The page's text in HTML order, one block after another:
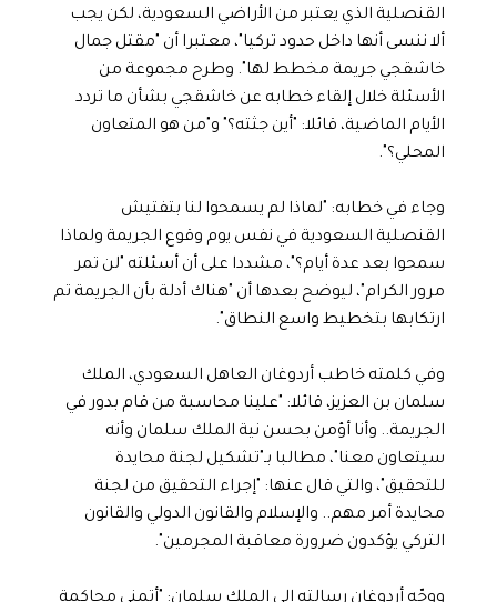
القنصلية الذي يعتبر من الأراضي السعودية، لكن يجب
ألا ننسى أنها داخل حدود تركيا"، معتبرا أن "مقتل جمال
خاشقجي جريمة مخطط لها". وطرح مجموعة من
الأسئلة خلال إلقاء خطابه عن خاشقجي بشأن ما تردد
الأيام الماضية، قائلا: "أين جثته؟" و"من هو المتعاون
المحلي؟".
وجاء في خطابه: "لماذا لم يسمحوا لنا بتفتيش
القنصلية السعودية في نفس يوم وقوع الجريمة ولماذا
سمحوا بعد عدة أيام؟"، مشددا على أن أسئلته "لن تمر
مرور الكرام"، ليوضح بعدها أن "هناك أدلة بأن الجريمة تم
ارتكابها بتخطيط واسع النطاق".
وفي كلمته خاطب أردوغان العاهل السعودي، الملك
سلمان بن العزيز، قائلا: "علينا محاسبة من قام بدور في
الجريمة.. وأنا أؤمن بحسن نية الملك سلمان وأنه
سيتعاون معنا"، مطالبا بـ"تشكيل لجنة محايدة
للتحقيق"، والتي قال عنها: "إجراء التحقيق من لجنة
محايدة أمر مهم.. والإسلام والقانون الدولي والقانون
التركي يؤكدون ضرورة معاقبة المجرمين".